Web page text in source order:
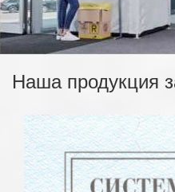
Наша продукция